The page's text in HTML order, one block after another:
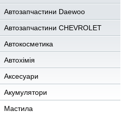
Автозапчастини Daewoo
Автозапчастини CHEVROLET
Автокосметика
Автохімія
Аксесуари
Акумулятори
Мастила